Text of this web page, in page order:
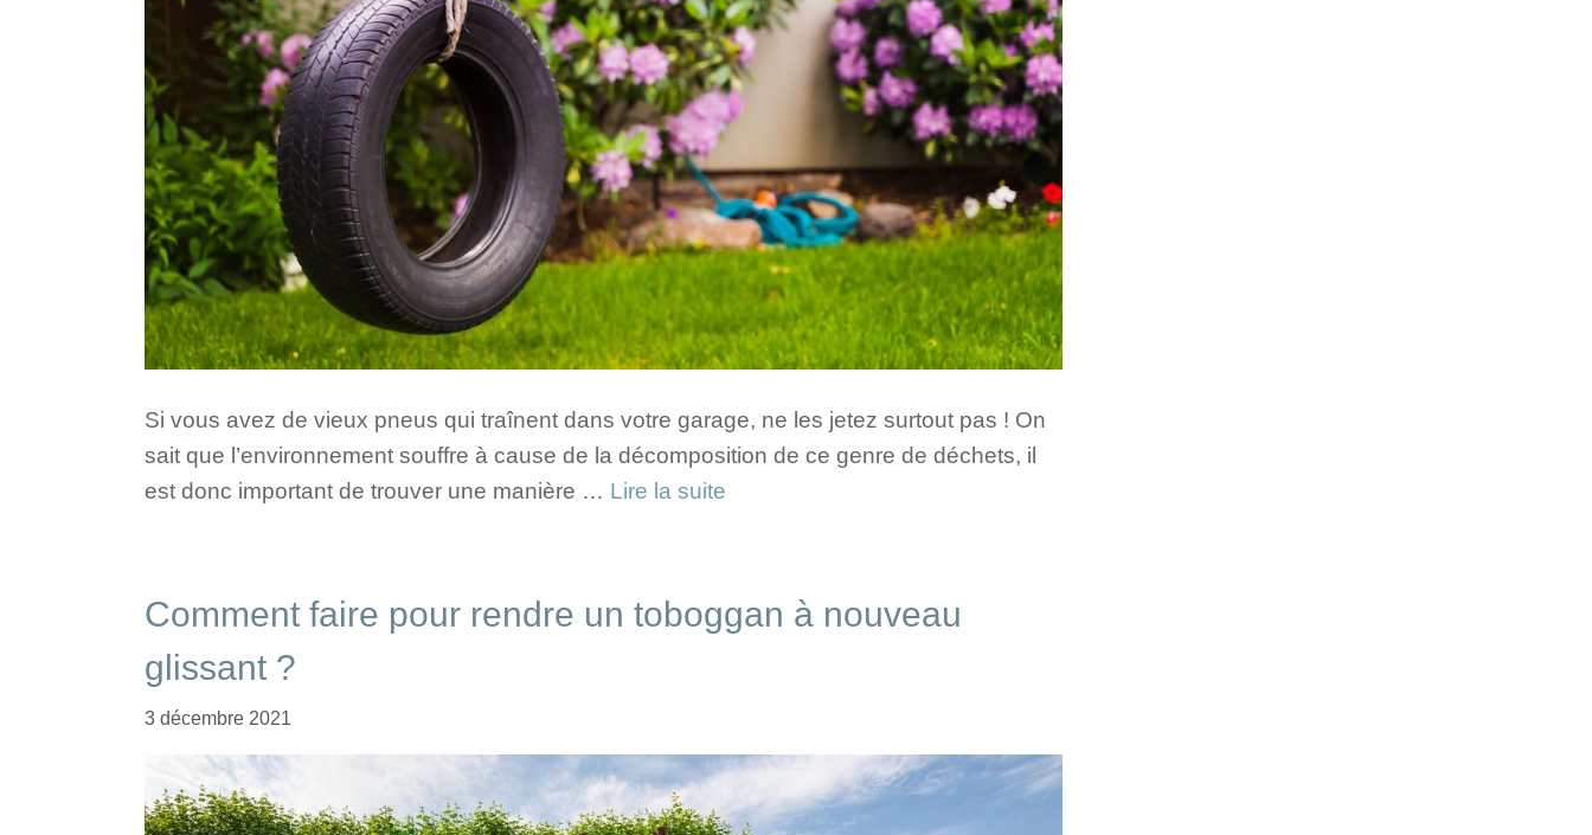
Si vous avez de vieux pneus qui traînent dans votre garage, ne les jetez surtout pas ! On
sait que l’environnement souffre à cause de la décomposition de ce genre de déchets, il
est donc important de trouver une manière … Lire la suite
Comment faire pour rendre un toboggan à nouveau
glissant ?
3 décembre 2021